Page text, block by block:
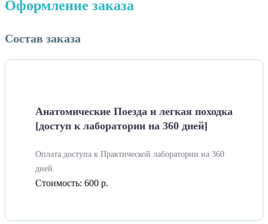
Оформление заказа
Состав заказа
Анатомические Поезда и легкая походка
[доступ к лаборатории на 360 дней]
Оплата доступа к Практической лаборатории на 360
дней.
Стоимость: 600 р.